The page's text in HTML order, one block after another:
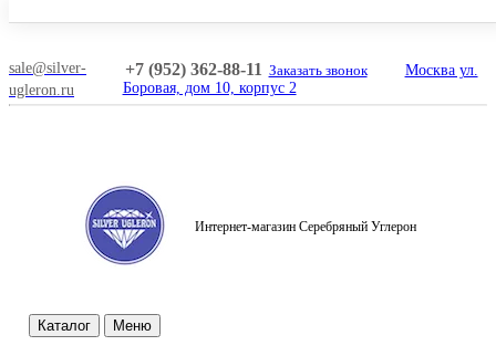
sale@silver-
ugleron.ru
+7 (952) 362-88-11 Заказать звонок
Москва ул.
Боровая, дом 10, корпус 2
Интернет-магазин Серебряный Углерон
Каталог Меню